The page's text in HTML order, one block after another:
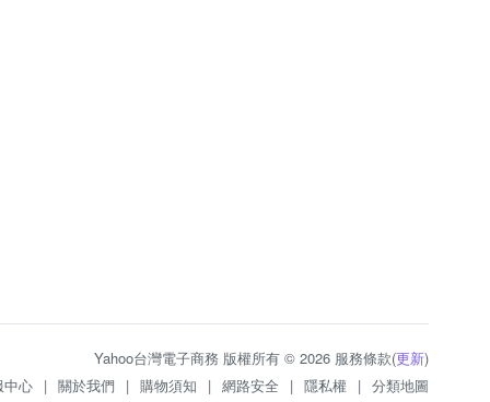
Yahoo台灣電子商務 版權所有 © 2026 服務條款(更新)
中心 | 關於我們 | 購物須知 | 網路安全 | 隱私權 | 分類地圖